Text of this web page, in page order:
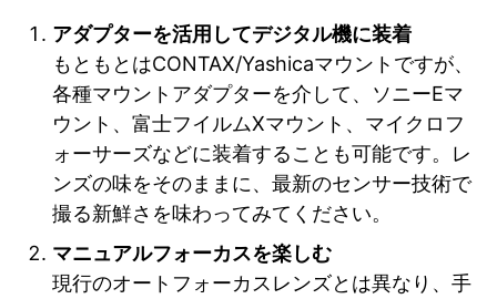
アダプターを活用してデジタル機に装着
もともとはCONTAX/Yashicaマウントですが、
各種マウントアダプターを介して、ソニーEマ
ウント、富士フイルムXマウント、マイクロフ
ォーサーズなどに装着することも可能です。レ
ンズの味をそのままに、最新のセンサー技術で
撮る新鮮さを味わってみてください。
マニュアルフォーカスを楽しむ
現行のオートフォーカスレンズとは異なり、手